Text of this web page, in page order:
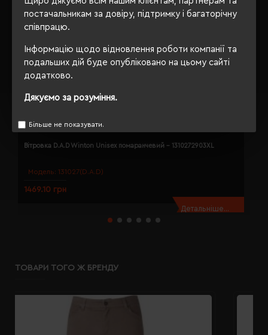
постачальникам за довіру, підтримку і багаторічну
співпрацю.
Інформацію щодо відновлення роботи компанії та
подальших дій буде опубліковано на цьому сайті
додатково.
Дякуємо за розуміння.
Більше не показувати.
Модель: 131027(D.A.D)
Вітровка D.A.D Winton Unisex помаранчевий - 1310272903XL
1469.10 грн
Детальніше...
ТОВАРИ ТОГО Ж БРЕНДУ